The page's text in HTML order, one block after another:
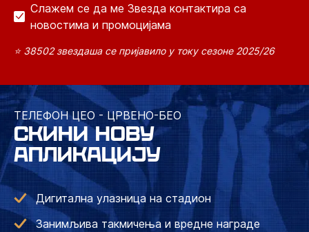
Слажем се да ме Звезда контактира са
новостима и промоцијама
⭐ 38502 звездаша се пријавило у току сезоне 2025/26
ТЕЛЕФОН ЦЕО - ЦРВЕНО-БЕО
СКИНИ НОВУ
АПЛИКАЦИЈУ
Дигитална улазница на стадион
Занимљива такмичења и вредне награде